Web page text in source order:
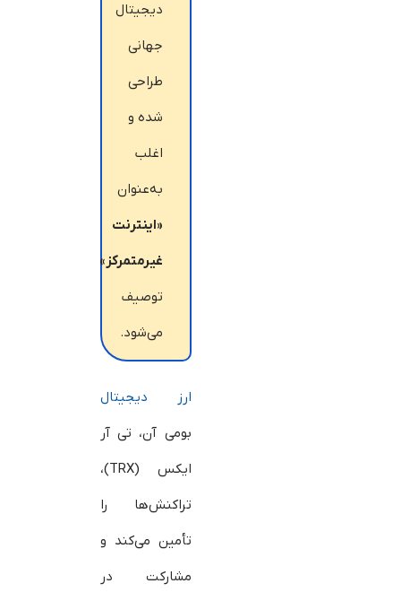
دیجیتال
جهانی
طراحی
شده و
اغلب
به‌عنوان
«اینترنت
غیرمتمرکز»
توصیف
می‌شود.
ارز دیجیتال
بومی آن، تی آر
ایکس (TRX)،
تراکنش‌ها را
تأمین می‌کند و
مشارکت در